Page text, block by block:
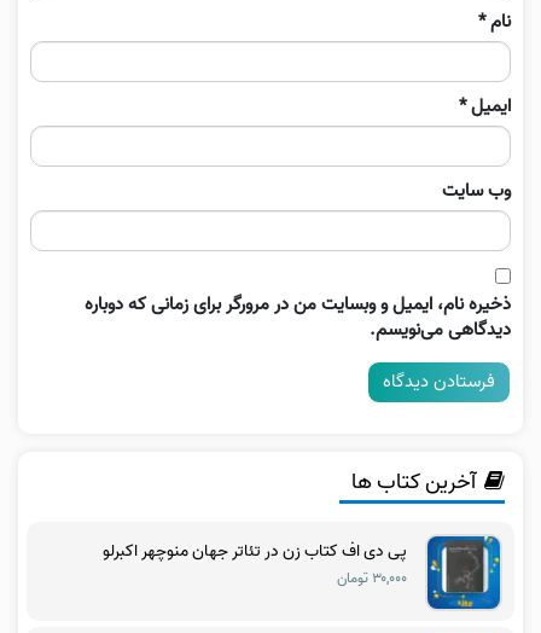
نام*
ایمیل*
وب‌ سایت
ذخیره نام، ایمیل و وبسایت من در مرورگر برای زمانی که دوباره
دیدگاهی می‌نویسم.
آخرین کتاب ها
پی دی اف کتاب زن در تئاتر جهان منوچهر اکبرلو
۳۰,۰۰۰ تومان